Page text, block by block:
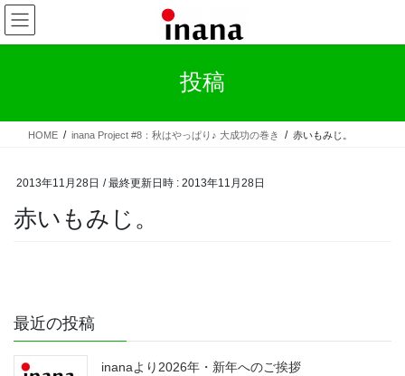
コ
ン
テ
ス
ナ
ビ
ゲ
ン
投稿
HOME inana Project #8：秋はやっぱり♪ 大成功の巻き 赤いもみじ。
2013年11月28日 / 最終更新日時 : 2013年11月28日
赤いもみじ。
最近の投稿
inanaより2026年・新年へのご挨拶